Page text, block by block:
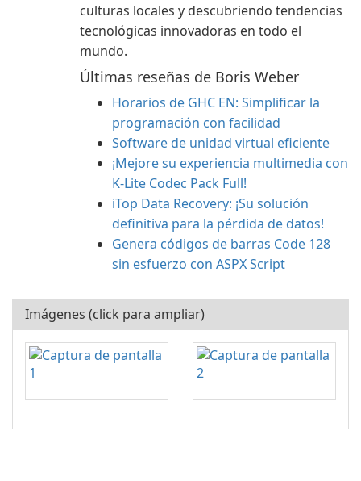
culturas locales y descubriendo tendencias
tecnológicas innovadoras en todo el
mundo.
Últimas reseñas de Boris Weber
Horarios de GHC EN: Simplificar la
programación con facilidad
Software de unidad virtual eficiente
¡Mejore su experiencia multimedia con
K-Lite Codec Pack Full!
iTop Data Recovery: ¡Su solución
definitiva para la pérdida de datos!
Genera códigos de barras Code 128
sin esfuerzo con ASPX Script
Imágenes (click para ampliar)